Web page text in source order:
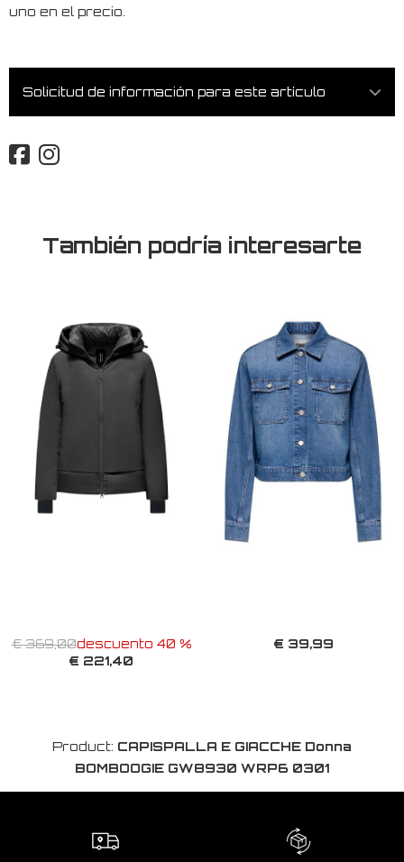
uno en el precio.
Solicitud de información para este artículo
También podría interesarte
€ 369,00descuento 40 %
€ 221,40
€ 39,99
Product: CAPISPALLA E GIACCHE Donna
BOMBOOGIE GW8930 WRP6 0301